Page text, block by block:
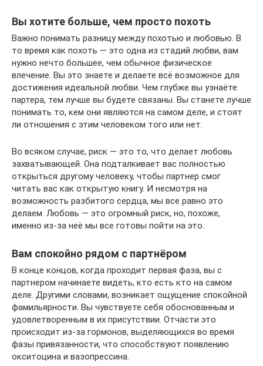
Вы хотите больше, чем просто похоть
Важно понимать разницу между похотью и любовью. В
то время как похоть — это одна из стадий любви, вам
нужно нечто большее, чем обычное физическое
влечение. Вы это знаете и делаете всё возможное для
достижения идеальной любви. Чем глубже вы узнаёте
партера, тем лучше вы будете связаны. Вы станете лучше
понимать то, кем они являются на самом деле, и стоят
ли отношения с этим человеком того или нет.
Во всяком случае, риск — это то, что делает любовь
захватывающей. Она подталкивает вас полностью
открыться другому человеку, чтобы партнер смог
читать вас как открытую книгу. И несмотря на
возможность разбитого сердца, мы все равно это
делаем. Любовь — это огромный риск, но, похоже,
именно из-за неё мы все готовы пойти на это.
Вам спокойно рядом с партнёром
В конце концов, когда проходит первая фаза, вы с
партнером начинаете видеть, кто есть кто на самом
деле. Другими словами, возникает ощущение спокойной
фамильярности. Вы чувствуете себя обоснованным и
удовлетворенным в их присутствии. Отчасти это
происходит из-за гормонов, выделяющихся во время
фазы привязанности, что способствуют появлению
окситоцина и вазопрессина.